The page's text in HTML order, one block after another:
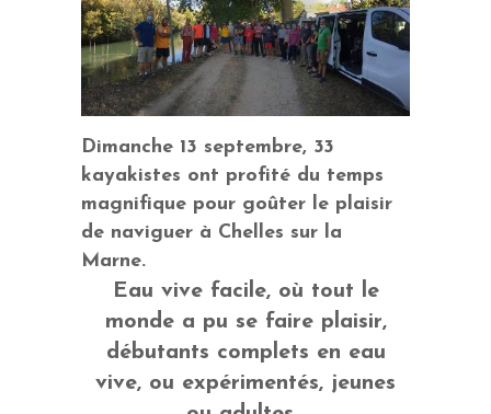
Dimanche 13 septembre, 33
kayakistes ont profité du temps
magnifique pour goûter le plaisir
de naviguer à Chelles sur la
Marne.
Eau vive facile, où tout le
monde a pu se faire plaisir,
débutants complets en eau
vive, ou expérimentés, jeunes